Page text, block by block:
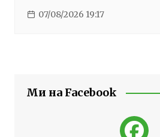
07/08/2026 19:17
Ми на Facebook